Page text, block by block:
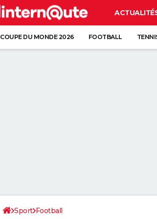
COUPE DU MONDE 2026 FOOTBALL
Sport Football